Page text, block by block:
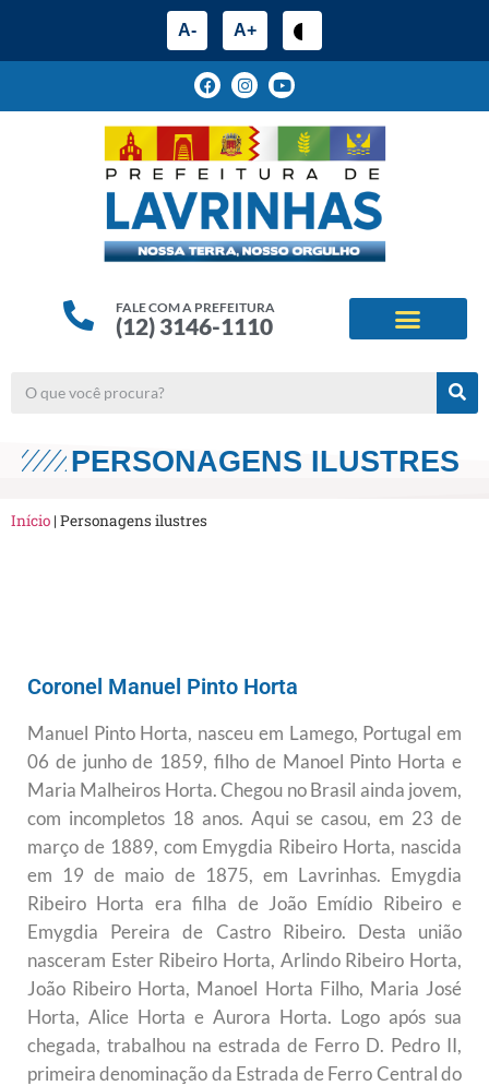
A- A+
FALE COM A PREFEITURA
(12) 3146-1110
PERSONAGENS ILUSTRES
Início | Personagens ilustres
Coronel Manuel Pinto Horta
Manuel Pinto Horta, nasceu em Lamego, Portugal em
06 de junho de 1859, filho de Manoel Pinto Horta e
Maria Malheiros Horta. Chegou no Brasil ainda jovem,
com incompletos 18 anos. Aqui se casou, em 23 de
março de 1889, com Emygdia Ribeiro Horta, nascida
em 19 de maio de 1875, em Lavrinhas. Emygdia
Ribeiro Horta era filha de João Emídio Ribeiro e
Emygdia Pereira de Castro Ribeiro. Desta união
nasceram Ester Ribeiro Horta, Arlindo Ribeiro Horta,
João Ribeiro Horta, Manoel Horta Filho, Maria José
Horta, Alice Horta e Aurora Horta. Logo após sua
chegada, trabalhou na estrada de Ferro D. Pedro II,
primeira denominação da Estrada de Ferro Central do